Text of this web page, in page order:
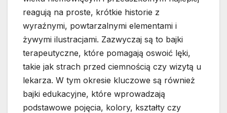
reagują na proste, krótkie historie z
wyraźnymi, powtarzalnymi elementami i
żywymi ilustracjami. Zazwyczaj są to bajki
terapeutyczne, które pomagają oswoić lęki,
takie jak strach przed ciemnością czy wizytą u
lekarza. W tym okresie kluczowe są również
bajki edukacyjne, które wprowadzają
podstawowe pojęcia, kolory, kształty czy